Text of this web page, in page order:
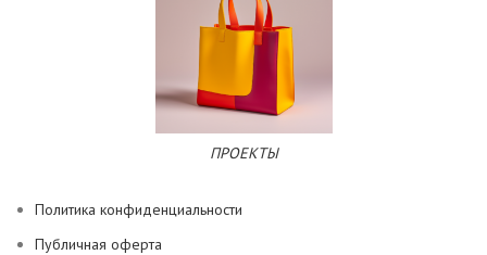
ПРОЕКТЫ
Политика конфиденциальности
Публичная оферта